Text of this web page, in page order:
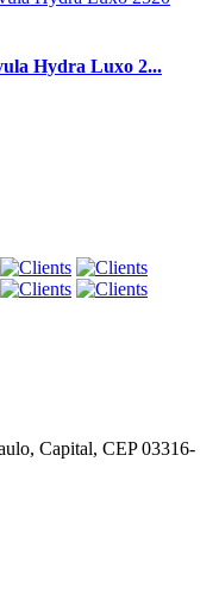
Hydra Luxo 2...
Capital, CEP 03316-